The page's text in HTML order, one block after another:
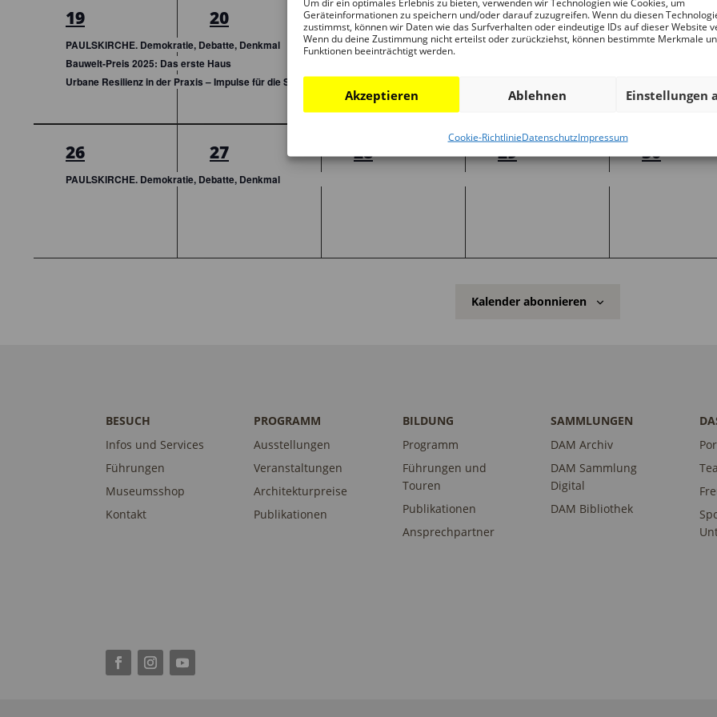
Geräteinformationen zu speichern und/oder darauf zuzugreifen. Wenn du diesen
zustimmst, können wir Daten wie das Surfverhalten oder eindeutige IDs auf dieser Website
Wenn du deine Zustimmung nicht erteilst oder zurückziehst, können bestimmte Merkmale
Funktionen beeinträchtigt werden.
Akzeptieren Ablehnen Einstellungen
Cookie-RichtlinieDatenschutzImpressum
3
Veranstaltungen,
19
PAULSKIRCHE. Demokratie, Debatte, Denkmal
Bauwelt-Preis 2025: Das erste Haus
Urbane Resilienz in der Praxis – Impulse für die Stadt im Wandel
3
Veranstaltungen,
20
3
Veranstaltungen,
21
3
Veranstaltungen,
22
3
23
1
Veranstaltung,
26
PAULSKIRCHE. Demokratie, Debatte, Denkmal
1
Veranstaltung,
27
1
Veranstaltung,
28
1
Veranstaltung,
29
1
30
Kalender abonnieren
BESUCH
Infos und Services
Führungen
Museumsshop
Kontakt
PROGRAMM
Ausstellungen
Veranstaltungen
Architekturpreise
Publikationen
BILDUNG
Programm
Führungen und
Touren
Publikationen
Ansprechpartner
SAMMLUNGEN
DAM Archiv
DAM Sammlung
Digital
DAM Bibliothek